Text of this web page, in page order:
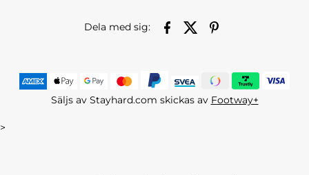
Dela med sig:
Säljs av Stayhard.com skickas av Footway+
>